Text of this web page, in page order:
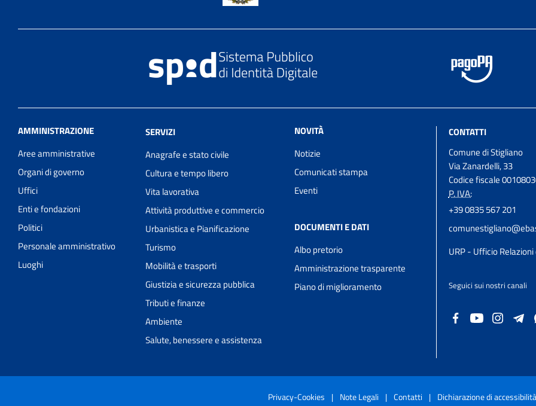
AMMINISTRAZIONE
Aree amministrative
Organi di governo
Uffici
Enti e fondazioni
Politici
Personale amministrativo
Luoghi
SERVIZI
Anagrafe e stato civile
Cultura e tempo libero
Vita lavorativa
Attività produttive e commercio
Urbanistica e Pianificazione
Turismo
Mobilità e trasporti
Giustizia e sicurezza pubblica
Tributi e finanze
Ambiente
Salute, benessere e assistenza
NOVITÀ
Notizie
Comunicati stampa
Eventi
DOCUMENTI E DATI
Albo pretorio
Amministrazione trasparente
Piano di miglioramento
CONTATTI
Comune di Stigliano
Via Zanardelli, 33
Codice fiscale
P. IVA:
+39 0835 567 201
URP - Ufficio
Seguici sui nostri canali
Privacy-Cookies | Note Legali | Contatti | Dichiarazione di accessibilità